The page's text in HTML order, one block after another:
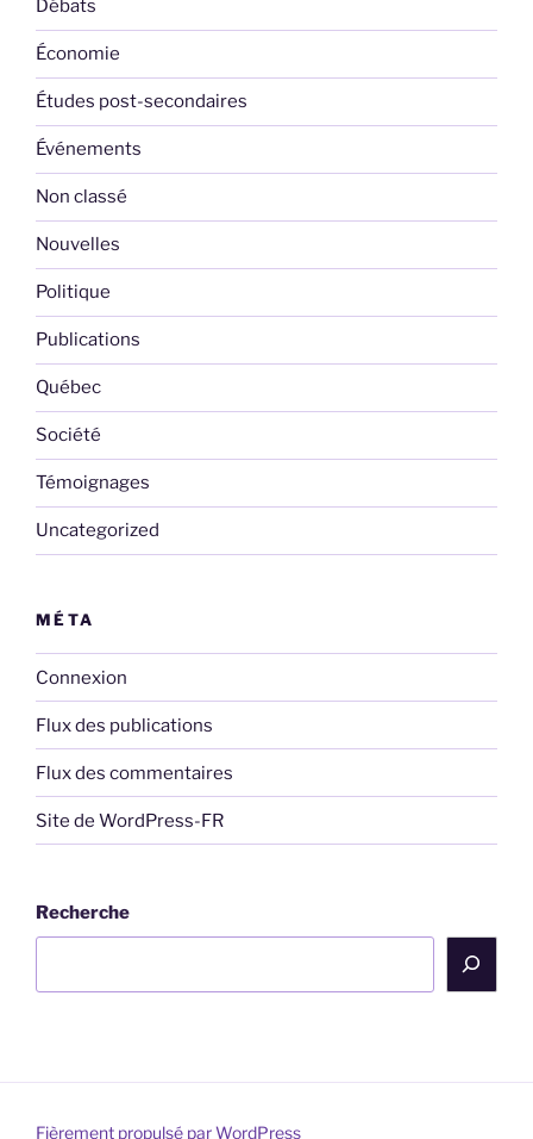
Débats
Économie
Études post-secondaires
Événements
Non classé
Nouvelles
Politique
Publications
Québec
Société
Témoignages
Uncategorized
MÉTA
Connexion
Flux des publications
Flux des commentaires
Site de WordPress-FR
Recherche
Fièrement propulsé par WordPress